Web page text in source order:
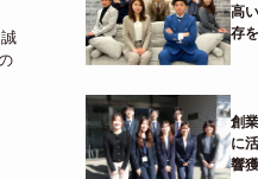
高
存
創
に
響